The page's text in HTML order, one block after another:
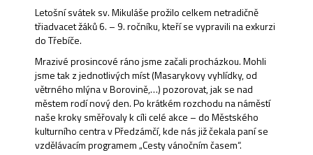
Letošní svátek sv. Mikuláše prožilo celkem netradičně
třiadvacet žáků 6. – 9. ročníku, kteří se vypravili na exkurzi
do Třebíče.
Mrazivé prosincové ráno jsme začali procházkou. Mohli
jsme tak z jednotlivých míst (Masarykovy vyhlídky, od
větrného mlýna v Borovině,…) pozorovat, jak se nad
městem rodí nový den. Po krátkém rozchodu na náměstí
naše kroky směřovaly k cíli celé akce – do Městského
kulturního centra v Předzámčí, kde nás již čekala paní se
vzdělávacím programem „Cesty vánočním časem“.